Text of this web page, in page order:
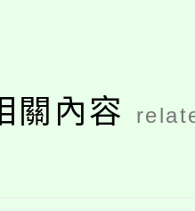
關內容